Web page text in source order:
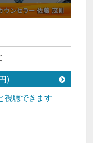
)
視聴できます